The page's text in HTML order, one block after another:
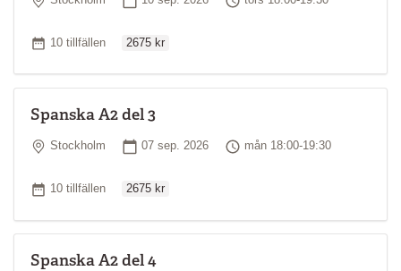
pedagogiska kunskaper.
Läs mer om kursnivåer
Antal tillfällen
10 tillfällen 2675 kr
Spanska A2 del 3
Plats
Stockholm Startdatum
07 sep. 2026 Tid
mån 18:00-19:30
Antal tillfällen
10 tillfällen 2675 kr
Spanska A2 del 4